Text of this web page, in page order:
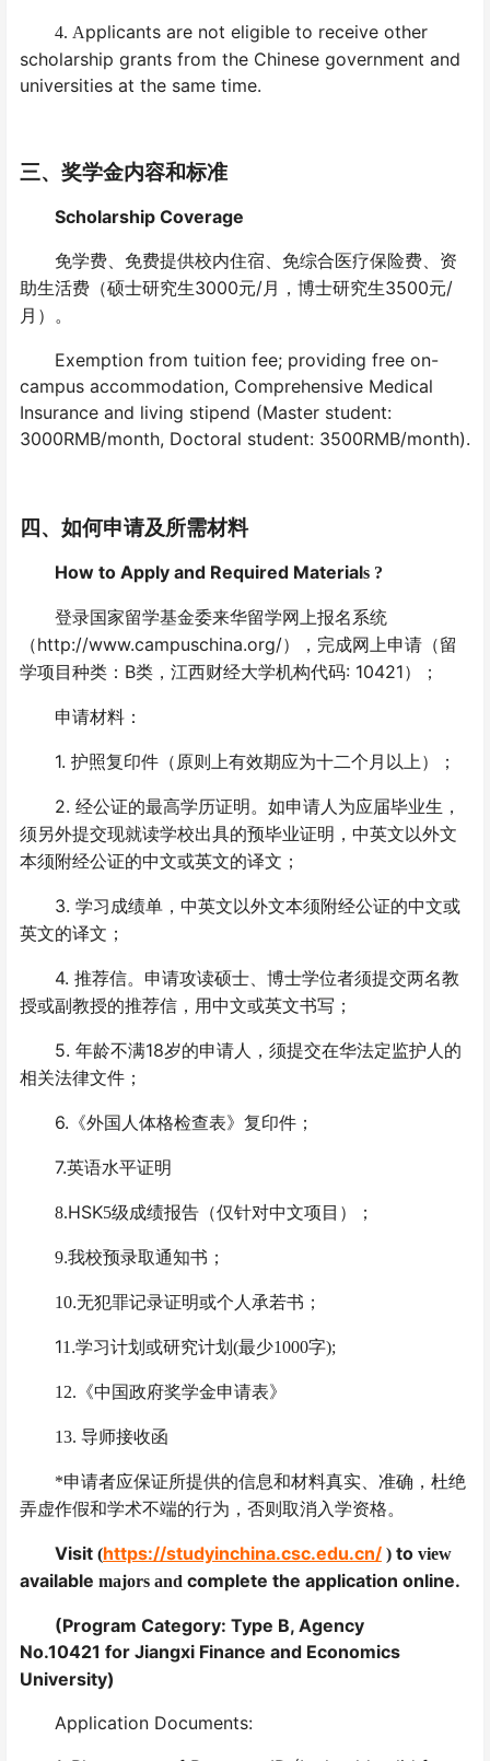
4. Applicants are not eligible to receive other
scholarship grants from the Chinese government and
universities at the same time.
三、奖学金内容和标准
Scholarship Coverage
免学费、免费提供校内住宿、免综合医疗保险费、资
助生活费（硕士研究生3000元/月，博士研究生3500元/
月）。
Exemption from tuition fee; providing free on-
campus accommodation, Comprehensive Medical
Insurance and living stipend (Master student:
3000RMB/month, Doctoral student: 3500RMB/month).
四、如何申请及所需材料
How to Apply and Required Materials ?
登录国家留学基金委来华留学网上报名系统
（http://www.campuschina.org/），完成网上申请（留
学项目种类： B类，江西财经大学机构代码: 10421）；
申请材料：
1. 护照复印件（原则上有效期应为十二个月以上）；
2. 经公证的最高学历证明。如申请人为应届毕业生，
须另外提交现就读学校出具的预毕业证明 ， 中英文以外文
本须附经公证的中文或英文的译文；
3. 学习成绩单 ， 中英文以外文本须附经公证的中文或
英文的译文；
4. 推荐信。申请攻读硕士、博士学位者须提交两名教
授或副教授的推荐信，用中文或英文书写；
5. 年龄不满18岁的申请人，须提交在华法定监护人的
相关法律文件；
6. 《外国人体格检查表》复印件；
7.英语水平证明
8.HSK5级成绩报告（仅针对中文项目）；
9.我校预录取通知书；
10.无犯罪记录证明或个人承若书；
11 .学习计划或研究计划 (最少1000字);
1 2. 《中国政府奖学金申请表》
13. 导师接收函
*申请者应保证所提供的信息和材料真实、准确，杜绝
弄虚作假和学术不端的行为，否则取消入学资格。
Visit (https://studyinchina.csc.edu.cn/ ) to view
available majors and complete the application online.
(Program Category: Type B, Agency
No.10421 for Jiangxi Finance and Economics
University)
Application Documents: